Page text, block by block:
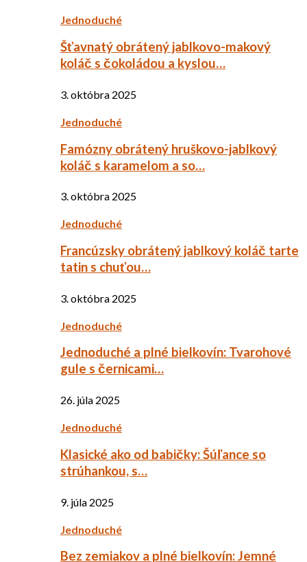
Jednoduché
Šťavnatý obrátený jablkovo-makový
koláč s čokoládou a kyslou…
3. októbra 2025
Jednoduché
Famózny obrátený hruškovo-jablkový
koláč s karamelom a so…
3. októbra 2025
Jednoduché
Francúzsky obrátený jablkový koláč tarte
tatin s chuťou…
3. októbra 2025
Jednoduché
Jednoduché a plné bielkovín: Tvarohové
gule s černicami…
26. júla 2025
Jednoduché
Klasické ako od babičky: Šúľance so
strúhankou, s…
9. júla 2025
Jednoduché
Bez zemiakov a plné bielkovín: Jemné